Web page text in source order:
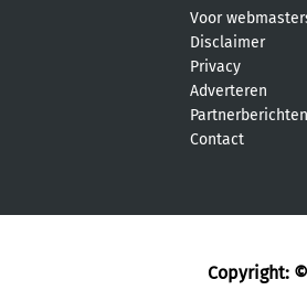
Voor
Disclaimer
Privacy
Adverteren
Partnerberichten
Contact
Copyright: ©